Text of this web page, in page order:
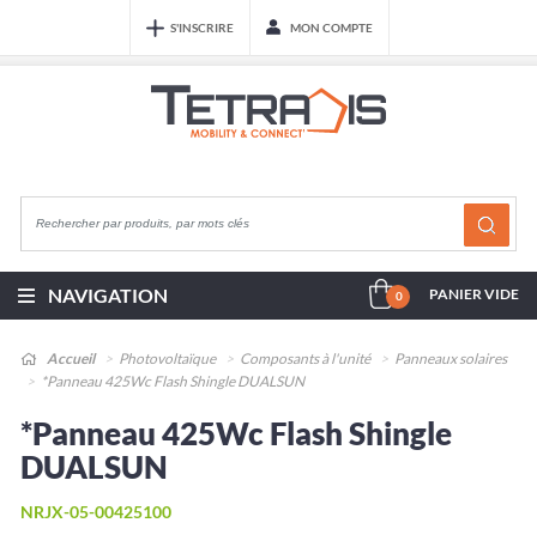
S'INSCRIRE MON COMPTE
NAVIGATION 0 PANIER VIDE
Accueil Photovoltaïque Composants à l'unité
Panneaux solaires
*Panneau 425Wc Flash Shingle DUALSUN
*Panneau 425Wc Flash Shingle
DUALSUN
NRJX-05-00425100